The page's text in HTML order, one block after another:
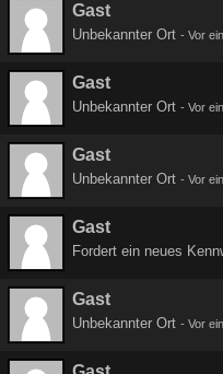
Gast
Unbekannter Ort - Vor
Gast
Unbekannter Ort - Vor
Gast
Unbekannter Ort - Vor
Gast
Fordert ein neues
Gast
Unbekannter Ort - Vor